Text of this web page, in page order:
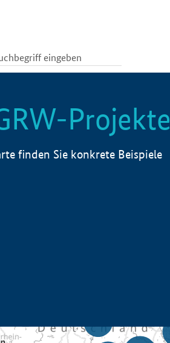
Projekte
finden Sie konkrete Beispiele